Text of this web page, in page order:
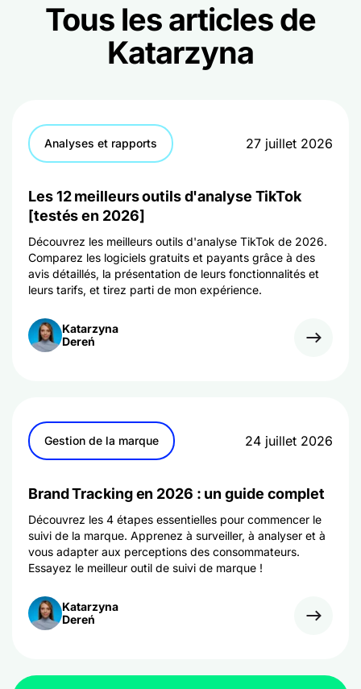
Tous les articles de
Katarzyna
Analyses et rapports 27 juillet 2026
Les 12 meilleurs outils d'analyse TikTok
[testés en 2026]
Découvrez les meilleurs outils d'analyse TikTok de 2026.
Comparez les logiciels gratuits et payants grâce à des
avis détaillés, la présentation de leurs fonctionnalités et
leurs tarifs, et tirez parti de mon expérience.
Katarzyna
Dereń
Gestion de la marque 24 juillet 2026
Brand Tracking en 2026 : un guide complet
Découvrez les 4 étapes essentielles pour commencer le
suivi de la marque. Apprenez à surveiller, à analyser et à
vous adapter aux perceptions des consommateurs.
Essayez le meilleur outil de suivi de marque !
Katarzyna
Dereń